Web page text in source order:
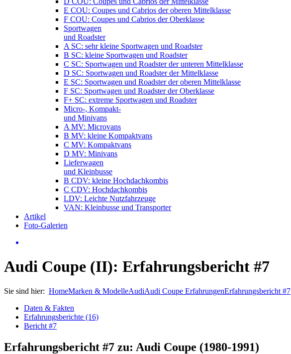
E COU: Coupes und Cabrios der oberen Mittelklasse
F COU: Coupes und Cabrios der Oberklasse
Sportwagen
und Roadster
A SC: sehr kleine Sportwagen und Roadster
B SC: kleine Sportwagen und Roadster
C SC: Sportwagen und Roadster der unteren Mittelklasse
D SC: Sportwagen und Roadster der Mittelklasse
E SC: Sportwagen und Roadster der oberen Mittelklasse
F SC: Sportwagen und Roadster der Oberklasse
F+ SC: extreme Sportwagen und Roadster
Micro-, Kompakt-
und Minivans
A MV: Microvans
B MV: kleine Kompaktvans
C MV: Kompaktvans
D MV: Minivans
Lieferwagen
und Kleinbusse
B CDV: kleine Hochdachkombis
C CDV: Hochdachkombis
LDV: Leichte Nutzfahrzeuge
VAN: Kleinbusse und Transporter
Artikel
Foto-Galerien
Audi Coupe (II): Erfahrungsbericht #7
Sie sind hier: HomeMarken & ModelleAudiAudi Coupe ErfahrungenErfahrungsbericht #7
Daten & Fakten
Erfahrungsberichte (16)
Bericht #7
Erfahrungsbericht #7 zu: Audi Coupe (1980-1991)